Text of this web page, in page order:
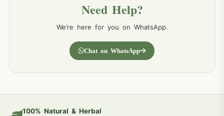
Need Help?
We’re here for you on WhatsApp.
Chat on WhatsApp
100% Natural & Herbal